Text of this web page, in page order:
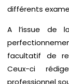
différents
A l’issue de
facultatif de
Ceux-ci
professionnel